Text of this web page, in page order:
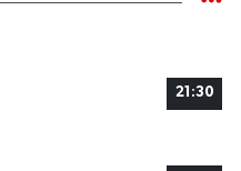
21:30